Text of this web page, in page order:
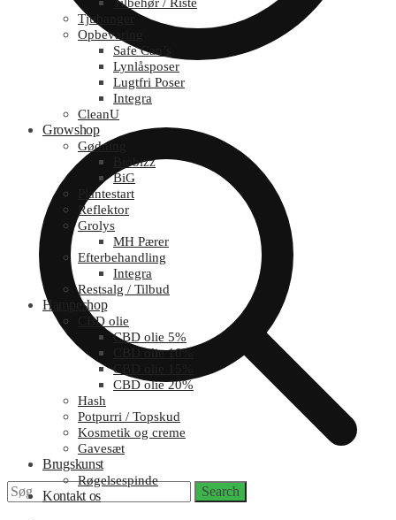
Search
for:
Search
Tjubanger
Opbevaring
Safe Can’s
Lynlåsposer
Lugtfri Poser
Integra
CleanU
Growshop
Gødning
Biobizz
BiG
Plantestart
Reflektor
Grolys
MH Pærer
Efterbehandling
Integra
Restsalg / Tilbud
Hampeshop
CBD olie
CBD olie 5%
CBD olie 10%
CBD olie 15%
CBD olie 20%
Hash
Potpurri / Topskud
Kosmetik og creme
Gavesæt
Brugskunst
Røgelsespinde
Kontakt os